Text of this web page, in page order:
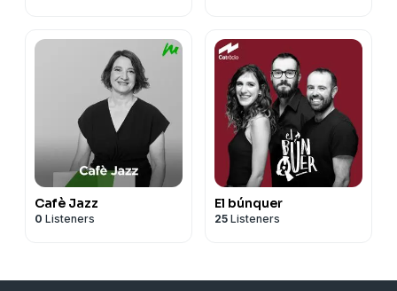
Cafè Jazz
0 Listeners
El búnquer
25 Listeners